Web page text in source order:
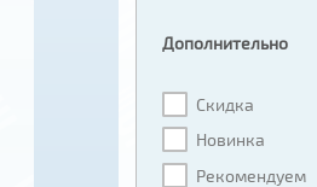
Дополнительно
Скидка
Новинка
Рекомендуем